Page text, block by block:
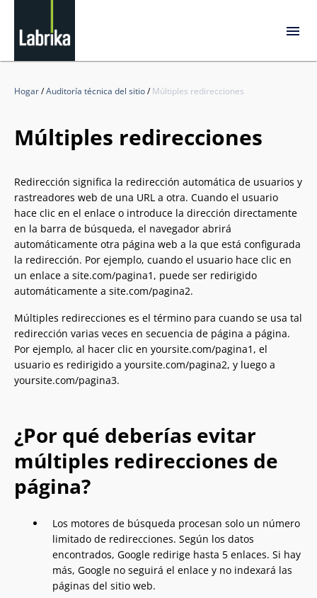
Hogar/Auditoría técnica del sitio/Múltiples redirecciones
Múltiples redirecciones
Redirección significa la redirección automática de usuarios y
rastreadores web de una URL a otra. Cuando el usuario
hace clic en el enlace o introduce la dirección directamente
en la barra de búsqueda, el navegador abrirá
automáticamente otra página web a la que está configurada
la redirección. Por ejemplo, cuando el usuario hace clic en
un enlace a site.com/pagina1, puede ser redirigido
automáticamente a site.com/pagina2.
Múltiples redirecciones es el término para cuando se usa tal
redirección varias veces en secuencia de página a página.
Por ejemplo, al hacer clic en yoursite.com/pagina1, el
usuario es redirigido a yoursite.com/pagina2, y luego a
yoursite.com/pagina3.
¿Por qué deberías evitar
múltiples redirecciones de
página?
Los motores de búsqueda procesan solo un número
limitado de redirecciones. Según los datos
encontrados, Google redirige hasta 5 enlaces. Si hay
más, Google no seguirá el enlace y no indexará las
páginas del sitio web.